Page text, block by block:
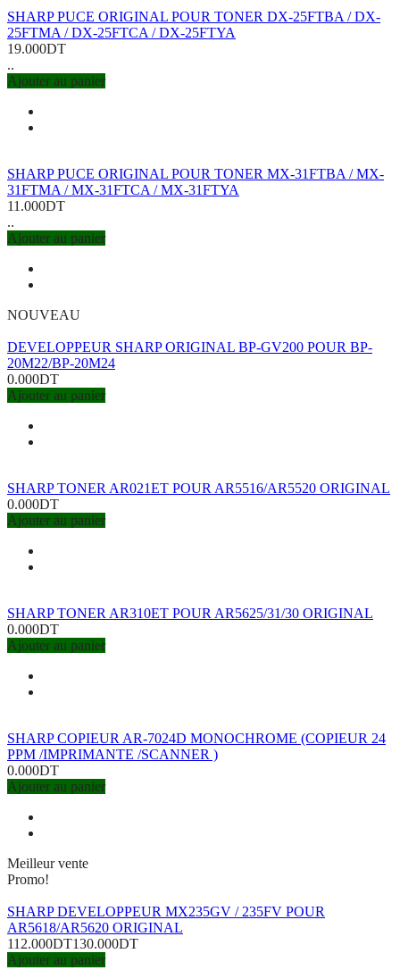
SHARP PUCE ORIGINAL POUR TONER DX-25FTBA / DX-
25FTMA / DX-25FTCA / DX-25FTYA
19.000DT
..
Ajouter au panier
SHARP PUCE ORIGINAL POUR TONER MX-31FTBA / MX-
31FTMA / MX-31FTCA / MX-31FTYA
11.000DT
..
Ajouter au panier
NOUVEAU
DEVELOPPEUR SHARP ORIGINAL BP-GV200 POUR BP-
20M22/BP-20M24
0.000DT
Ajouter au panier
SHARP TONER AR021ET POUR AR5516/AR5520 ORIGINAL
0.000DT
Ajouter au panier
SHARP TONER AR310ET POUR AR5625/31/30 ORIGINAL
0.000DT
Ajouter au panier
SHARP COPIEUR AR-7024D MONOCHROME (COPIEUR 24
PPM /IMPRIMANTE /SCANNER )
0.000DT
Ajouter au panier
Meilleur vente
Promo!
SHARP DEVELOPPEUR MX235GV / 235FV POUR
AR5618/AR5620 ORIGINAL
112.000DT130.000DT
Ajouter au panier